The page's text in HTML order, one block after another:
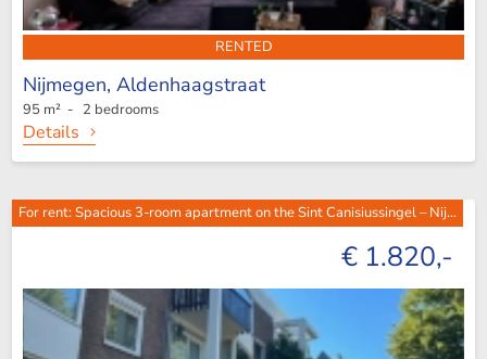
RENTED
Nijmegen, Aldenhaagstraat
95 m² - 2 bedrooms
Details
For rent: Spacious 3-room apartment on the Sint Canisiussingel – Nij...
€ 1.820,-